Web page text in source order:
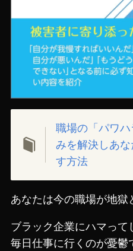
職場の「パワ
みを解決しあ
す方法
あなたは今の職場が地獄
ブラック企業にハマって
毎日仕事に行くのが憂鬱